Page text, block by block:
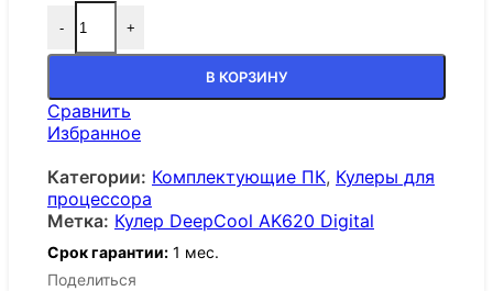
- +
В КОРЗИНУ
Сравнить
Избранное
Категории: Комплектующие ПК, Кулеры для
процессора
Метка: Кулер DeepCool AK620 Digital
Срок гарантии: 1 мес.
Поделиться